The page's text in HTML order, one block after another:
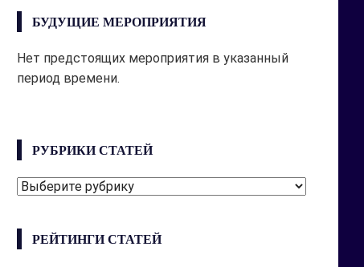
БУДУЩИЕ МЕРОПРИЯТИЯ
Нет предстоящих мероприятия в указанный
период времени.
РУБРИКИ СТАТЕЙ
РУБРИКИ
РЕЙТИНГИ СТАТЕЙ